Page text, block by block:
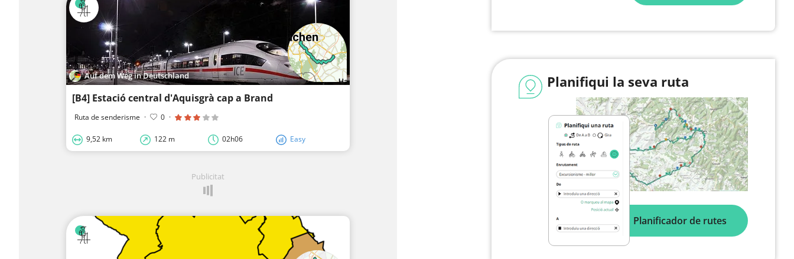
Auf dem Weg in Deutschland
[B4] Estació central d'Aquisgrà cap a Brand
Ruta de senderisme · 0 ·
9,52 km 122 m 02h06 Easy
Publicitat
Planifiqui la seva ruta
Planificador de rutes